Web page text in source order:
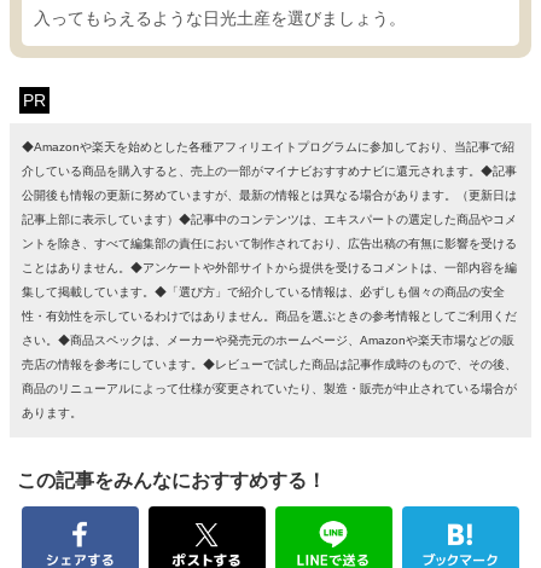
入ってもらえるような日光土産を選びましょう。
PR
◆Amazonや楽天を始めとした各種アフィリエイトプログラムに参加しており、当記事で紹
介している商品を購入すると、売上の一部がマイナビおすすめナビに還元されます。◆記事
公開後も情報の更新に努めていますが、最新の情報とは異なる場合があります。（更新日は
記事上部に表示しています）◆記事中のコンテンツは、エキスパートの選定した商品やコメ
ントを除き、すべて編集部の責任において制作されており、広告出稿の有無に影響を受ける
ことはありません。◆アンケートや外部サイトから提供を受けるコメントは、一部内容を編
集して掲載しています。◆「選び方」で紹介している情報は、必ずしも個々の商品の安全
性・有効性を示しているわけではありません。商品を選ぶときの参考情報としてご利用くだ
さい。◆商品スペックは、メーカーや発売元のホームページ、Amazonや楽天市場などの販
売店の情報を参考にしています。◆レビューで試した商品は記事作成時のもので、その後、
商品のリニューアルによって仕様が変更されていたり、製造・販売が中止されている場合が
あります。
この記事をみんなにおすすめする！